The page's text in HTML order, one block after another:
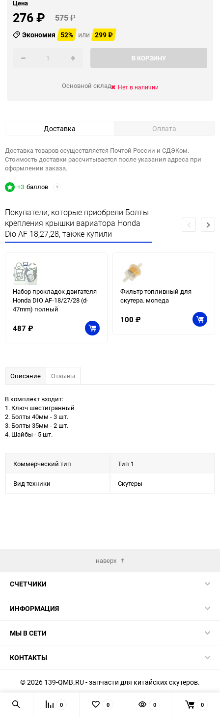
Цена
276₽ 575₽
Экономия 52% или 299₽
В КОРЗИНУ
Основной склад Нет в наличии
Доставка Оплата
Доставка товаров осуществляется Почтой России и СДЭКом.
Стоимость доставки рассчитывается после указания адреса при
оформлении заказа.
+3 баллов ?
Покупатели, которые приобрели Болты
крепления крышки вариатора Honda
Dio AF 18,27,28, также купили
Набор прокладок двигателя
Honda DIO AF-18/27/28 (d-
47mm) полный
487 ₽
Фильтр топливный для
скутера. мопеда
100 ₽
Описание Отзывы
В комплект входит:
1. Ключ шестигранный
2. Болты 40мм - 3 шт.
3. Болты 35мм - 2 шт.
4. Шайбы - 5 шт.
Коммерческий тип Тип 1
Вид техники Скутеры
наверх
СЧЕТЧИКИ
ИНФОРМАЦИЯ
МЫ В СЕТИ
КОНТАКТЫ
© 2026 139-QMB.RU - запчасти для китайских скутеров.
Мы получаем и обрабатываем персональные данные
посетителей нашего сайта в соответствии с
официальной
0 0 0 0